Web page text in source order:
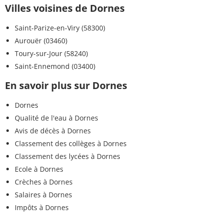
Villes voisines de Dornes
Saint-Parize-en-Viry (58300)
Aurouër (03460)
Toury-sur-Jour (58240)
Saint-Ennemond (03400)
En savoir plus sur Dornes
Dornes
Qualité de l'eau à Dornes
Avis de décès à Dornes
Classement des collèges à Dornes
Classement des lycées à Dornes
Ecole à Dornes
Crèches à Dornes
Salaires à Dornes
Impôts à Dornes